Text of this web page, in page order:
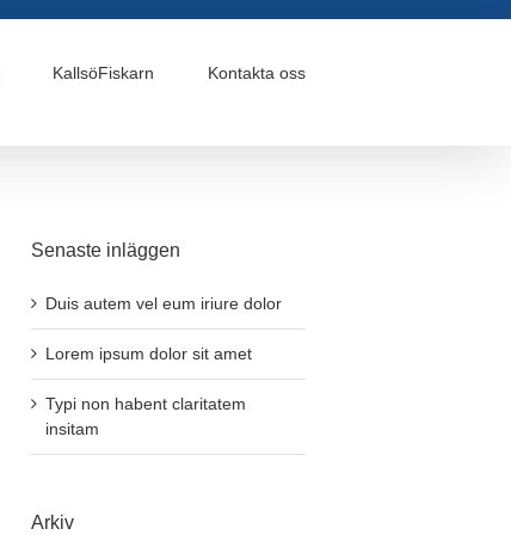
KallsöFiskarn Kontakta oss
Senaste inläggen
Duis autem vel eum iriure dolor
Lorem ipsum dolor sit amet
Typi non habent claritatem
insitam
Arkiv